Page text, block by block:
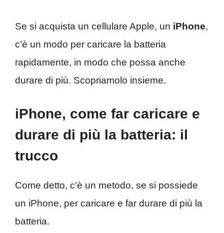
Se si acquista un cellulare Apple, un iPhone,
c’è un modo per caricare la batteria
rapidamente, in modo che possa anche
durare di più. Scopriamolo insieme.
iPhone, come far caricare e
durare di più la batteria: il
trucco
Come detto, c’è un metodo, se si possiede
un iPhone, per caricare e far durare di più la
batteria.